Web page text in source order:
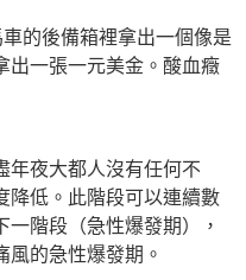
的後備箱裡拿出一個像是
出一張一元美金。酸血癥
夜大都人沒有任何不
降低。此階段可以連續數
階段（急性爆發期），
的急性爆發期。